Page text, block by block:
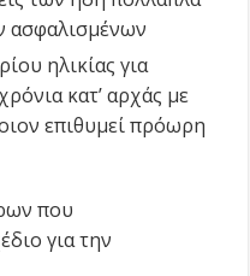
ασφαλισμένων
ηλικίας για
κατ’ αρχάς με
επιθυμεί πρόωρη
που
για την